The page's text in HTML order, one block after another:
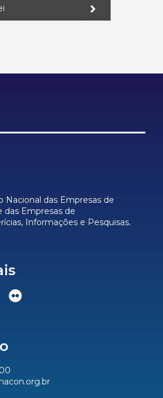
Nacional das Empresas de
das Empresas de
Informações e Pesquisas.